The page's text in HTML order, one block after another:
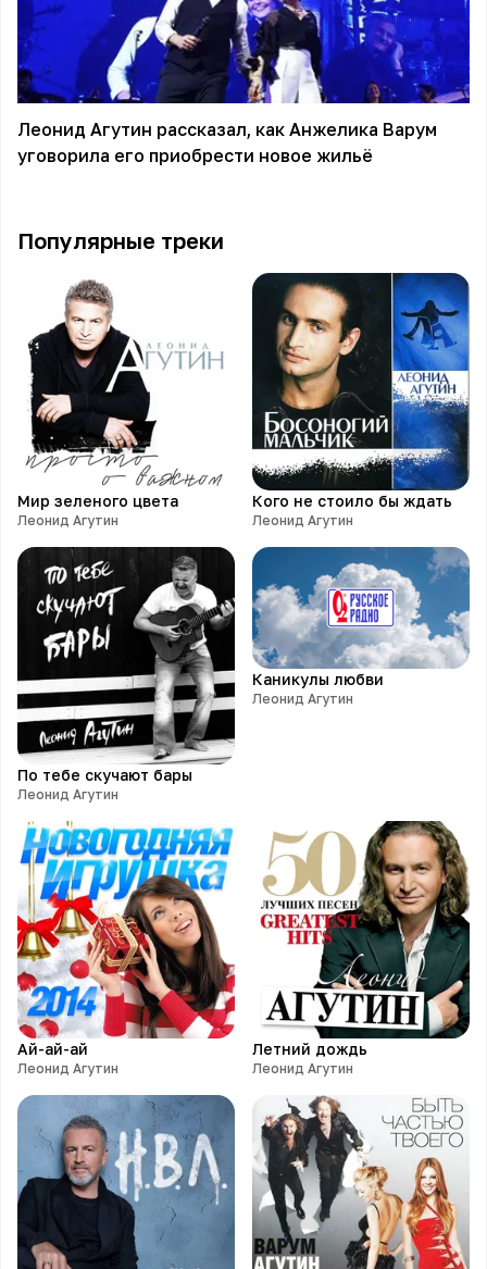
Леонид Агутин рассказал, как Анжелика Варум
уговорила его приобрести новое жильё
Популярные треки
Мир зеленого цвета
Леонид Агутин
Кого не стоило бы ждать
Леонид Агутин
По тебе скучают бары
Леонид Агутин
Каникулы любви
Леонид Агутин
Ай-ай-ай
Леонид Агутин
Летний дождь
Леонид Агутин